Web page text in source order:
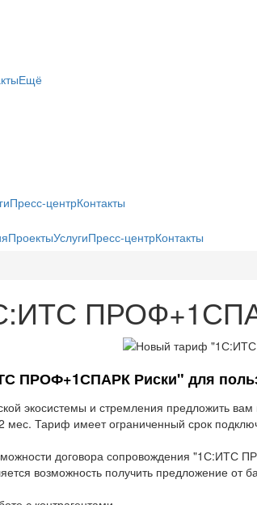
Ещё
Пресс-центрКонтакты
ПроектыУслугиПресс-центрКонтакты
ПРОФ+1СПАРК Риски" для
экосистемы и стремления предложить
Тариф имеет ограниченный срок
договора сопровождения "1С:ИТС
возможность получить предложение от